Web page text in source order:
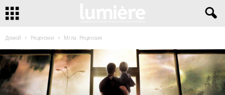
Домой Рецензии Мгла. Рецензия